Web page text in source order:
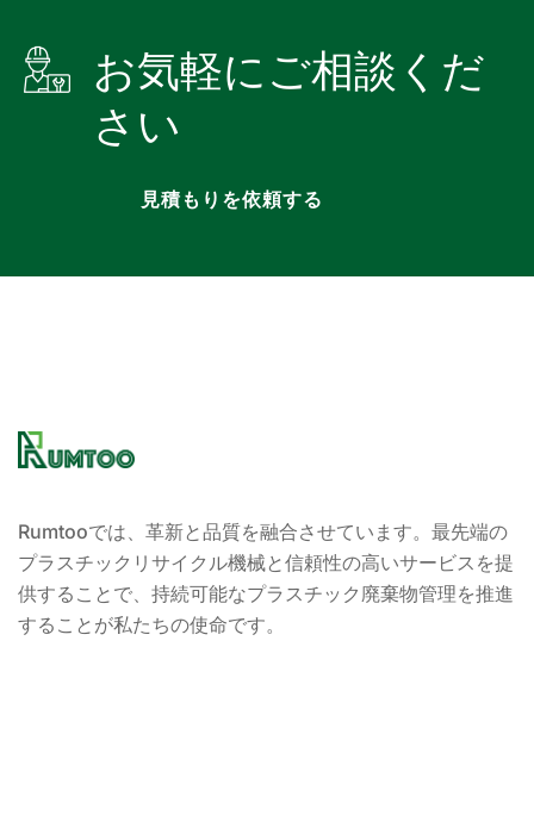
お気軽にご相談くだ
さい
見積もりを依頼する
Rumtooでは、革新と品質を融合させています。最先端の
プラスチックリサイクル機械と信頼性の高いサービスを提
供することで、持続可能なプラスチック廃棄物管理を推進
することが私たちの使命です。